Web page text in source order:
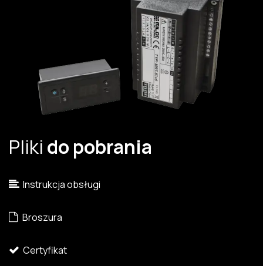
Pliki do pobrania
Instrukcja obsługi
Broszura
Certyfikat